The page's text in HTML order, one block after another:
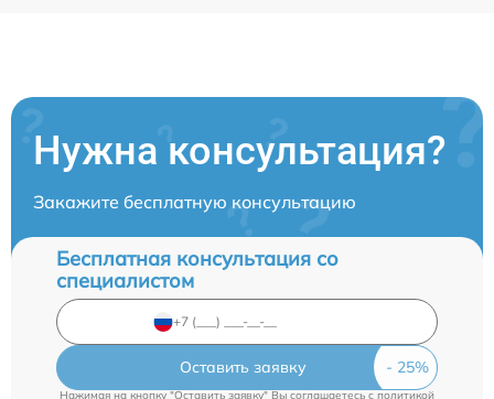
Нужна консультация?
Закажите бесплатную консультацию
Бесплатная консультация со
специалистом
Оставить заявку
Нажимая на кнопку "Оставить заявку" Вы соглашаетесь cполитикой